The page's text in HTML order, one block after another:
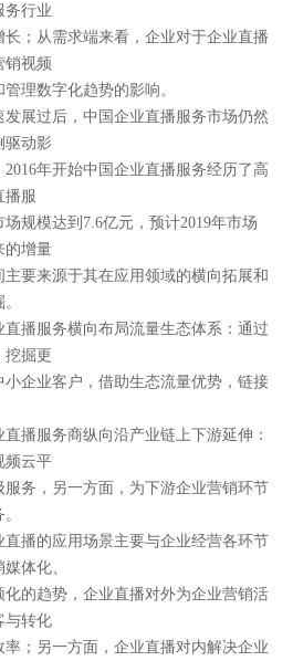
务行业
来看，企业对于企业直播
销视频
趋势的影响。
国企业直播服务市场仍然
驱动影
国企业直播服务经历了高
播服
亿元，预计2019年市场
的增量
在应用领域的横向拓展和
布局流量生态体系： 通过
挖掘更
借助生态流量优势，链接
向沿产业链上下游延伸：
频云平
面，为下游企业营销环节
景主要与企业经营各环节
体化、
业直播对外为企业营销活
与转化
，企业直播对内解决企业